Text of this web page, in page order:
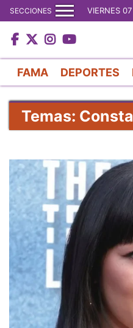
SECCIONES VIERNES
FAMA DEPORTES
Temas: